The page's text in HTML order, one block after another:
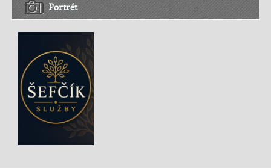
Portrét